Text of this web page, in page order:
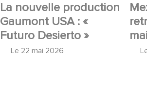
La nouvelle production
Gaumont USA : «
Futuro Desierto »
Le 22 mai 2026